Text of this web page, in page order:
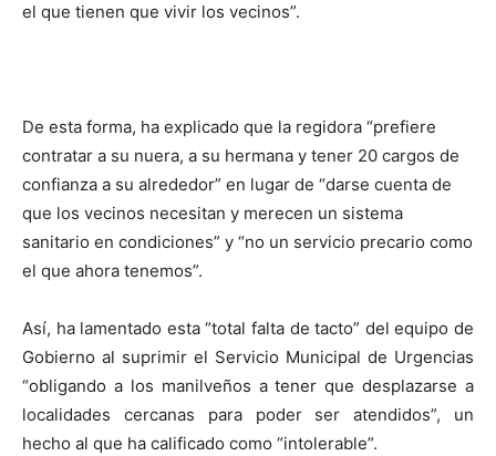
el que tienen que vivir los vecinos”.
De esta forma, ha explicado que la regidora “prefiere
contratar a su nuera, a su hermana y tener 20 cargos de
confianza a su alrededor” en lugar de “darse cuenta de
que los vecinos necesitan y merecen un sistema
sanitario en condiciones” y “no un servicio precario como
el que ahora tenemos”.
Así, ha lamentado esta “total falta de tacto” del equipo de
Gobierno al suprimir el Servicio Municipal de Urgencias
“obligando a los manilveños a tener que desplazarse a
localidades cercanas para poder ser atendidos”, un
hecho al que ha calificado como “intolerable”.